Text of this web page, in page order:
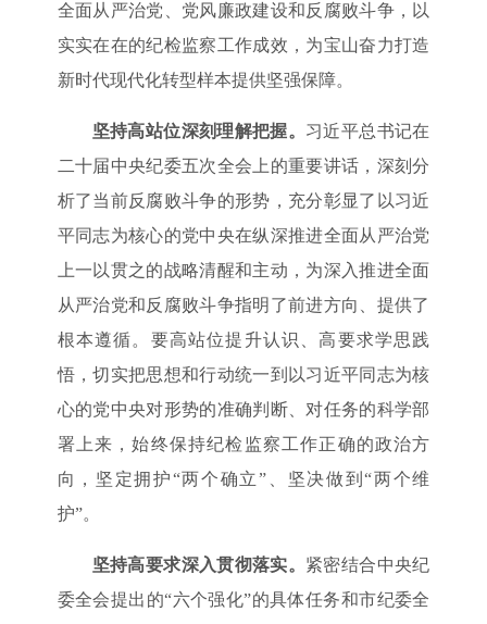
全面从严治党、党风廉政建设和反腐败斗争，以
实实在在的纪检监察工作成效，为宝山奋力打造
新时代现代化转型样本提供坚强保障。
坚持高站位深刻理解把握。 习近平总书记在
二十届中央纪委五次全会上的重要讲话，深刻分
析了当前反腐败斗争的形势，充分彰显了以习近
平同志为核心的党中央在纵深推进全面从严治党
上一以贯之的战略清醒和主动，为深入推进全面
从严治党和反腐败斗争指明了前进方向、提供了
根本遵循。要高站位提升认识、高要求学思践
悟，切实把思想和行动统一到以习近平同志为核
心的党中央对形势的准确判断、对任务的科学部
署上来，始终保持纪检监察工作正确的政治方
向，坚定拥护“两个确立”、坚决做到“两个维
护”。
坚持高要求深入贯彻落实。 紧密结合中央纪
委全会提出的“六个强化”的具体任务和市纪委全